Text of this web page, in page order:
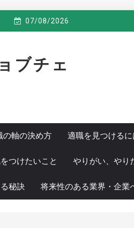
07/08/2026
ブチェ
の軸の決め方 適職を見つける
つけたいこと やりがい、やり
秘訣 将来性のある業界・企業